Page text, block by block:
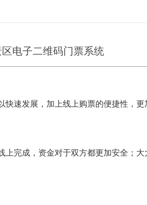
电子二维码门票系统
速发展，加上线上购票的便捷性，
完成，资金对于双方都更加安全；大